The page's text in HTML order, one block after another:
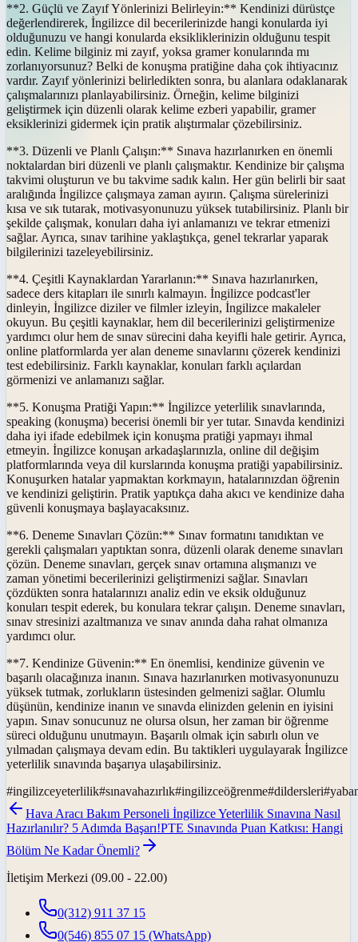
**2. Güçlü ve Zayıf Yönlerinizi Belirleyin:** Kendinizi dürüstçe
değerlendirerek, İngilizce dil becerilerinizde hangi konularda iyi
olduğunuzu ve hangi konularda eksikliklerinizin olduğunu tespit
edin. Kelime bilginiz mi zayıf, yoksa gramer konularında mı
zorlanıyorsunuz? Belki de konuşma pratiğine daha çok ihtiyacınız
vardır. Zayıf yönlerinizi belirledikten sonra, bu alanlara odaklanarak
çalışmalarınızı planlayabilirsiniz. Örneğin, kelime bilginizi
geliştirmek için düzenli olarak kelime ezberi yapabilir, gramer
eksiklerinizi gidermek için pratik alıştırmalar çözebilirsiniz.
**3. Düzenli ve Planlı Çalışın:** Sınava hazırlanırken en önemli
noktalardan biri düzenli ve planlı çalışmaktır. Kendinize bir çalışma
takvimi oluşturun ve bu takvime sadık kalın. Her gün belirli bir saat
aralığında İngilizce çalışmaya zaman ayırın. Çalışma sürelerinizi
kısa ve sık tutarak, motivasyonunuzu yüksek tutabilirsiniz. Planlı bir
şekilde çalışmak, konuları daha iyi anlamanızı ve tekrar etmenizi
sağlar. Ayrıca, sınav tarihine yaklaştıkça, genel tekrarlar yaparak
bilgilerinizi tazeleyebilirsiniz.
**4. Çeşitli Kaynaklardan Yararlanın:** Sınava hazırlanırken,
sadece ders kitapları ile sınırlı kalmayın. İngilizce podcast'ler
dinleyin, İngilizce diziler ve filmler izleyin, İngilizce makaleler
okuyun. Bu çeşitli kaynaklar, hem dil becerilerinizi geliştirmenize
yardımcı olur hem de sınav sürecini daha keyifli hale getirir. Ayrıca,
online platformlarda yer alan deneme sınavlarını çözerek kendinizi
test edebilirsiniz. Farklı kaynaklar, konuları farklı açılardan
görmenizi ve anlamanızı sağlar.
**5. Konuşma Pratiği Yapın:** İngilizce yeterlilik sınavlarında,
speaking (konuşma) becerisi önemli bir yer tutar. Sınavda kendinizi
daha iyi ifade edebilmek için konuşma pratiği yapmayı ihmal
etmeyin. İngilizce konuşan arkadaşlarınızla, online dil değişim
platformlarında veya dil kurslarında konuşma pratiği yapabilirsiniz.
Konuşurken hatalar yapmaktan korkmayın, hatalarınızdan öğrenin
ve kendinizi geliştirin. Pratik yaptıkça daha akıcı ve kendinize daha
güvenli konuşmaya başlayacaksınız.
**6. Deneme Sınavları Çözün:** Sınav formatını tanıdıktan ve
gerekli çalışmaları yaptıktan sonra, düzenli olarak deneme sınavları
çözün. Deneme sınavları, gerçek sınav ortamına alışmanızı ve
zaman yönetimi becerilerinizi geliştirmenizi sağlar. Sınavları
çözdükten sonra hatalarınızı analiz edin ve eksik olduğunuz
konuları tespit ederek, bu konulara tekrar çalışın. Deneme sınavları,
sınav stresinizi azaltmanıza ve sınav anında daha rahat olmanıza
yardımcı olur.
**7. Kendinize Güvenin:** En önemlisi, kendinize güvenin ve
başarılı olacağınıza inanın. Sınava hazırlanırken motivasyonunuzu
yüksek tutmak, zorlukların üstesinden gelmenizi sağlar. Olumlu
düşünün, kendinize inanın ve sınavda elinizden gelenin en iyisini
yapın. Sınav sonucunuz ne olursa olsun, her zaman bir öğrenme
süreci olduğunu unutmayın. Başarılı olmak için sabırlı olun ve
yılmadan çalışmaya devam edin. Bu taktikleri uygulayarak İngilizce
yeterlilik sınavında başarıya ulaşabilirsiniz.
#ingilizceyeterlilik#sınavahazırlık#ingilizceöğrenme#dildersleri#
Hava Aracı Bakım Personeli İngilizce Yeterlilik Sınavına Nasıl
Hazırlanılır? 5 Adımda Başarı!PTE Sınavında Puan Katkısı: Hangi
Bölüm Ne Kadar Önemli?
İletişim Merkezi (09.00 - 22.00)
0(312) 911 37 15
0(546) 855 07 15 (WhatsApp)